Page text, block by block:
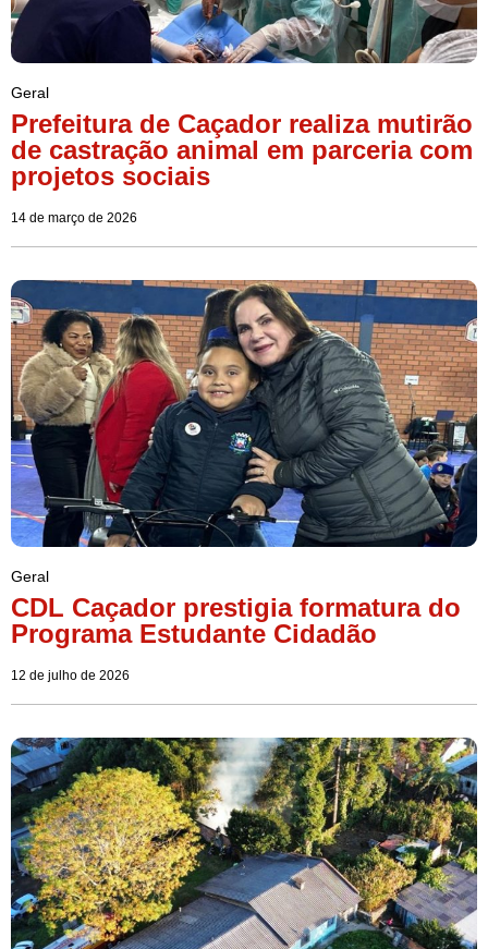
Geral
Prefeitura de Caçador realiza mutirão
de castração animal em parceria com
projetos sociais
14 de março de 2026
Geral
CDL Caçador prestigia formatura do
Programa Estudante Cidadão
12 de julho de 2026